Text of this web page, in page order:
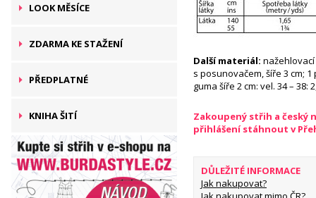
LOOK MĚSÍCE
ZDARMA KE STAŽENÍ
PŘEDPLATNÉ
KNIHA ŠITÍ
Další materiál:
s posunovačem, šíře 3 cm;
guma šíře 2 cm: vel. 34 – 38:
Zakoupený střih a český
přihlášení stáhnout v
DŮLEŽITÉ INFORMACE
Jak nakupovat?